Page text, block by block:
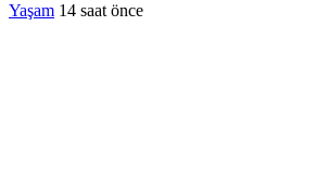
Yaşam 14 saat önce